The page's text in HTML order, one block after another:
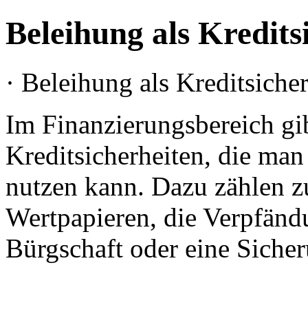
Beleihung als
· Beleihung als
Im Finanzierungsbereich
Kreditsicherheiten, die
nutzen kann. Dazu zählen
Wertpapieren, die
Bürgschaft oder eine